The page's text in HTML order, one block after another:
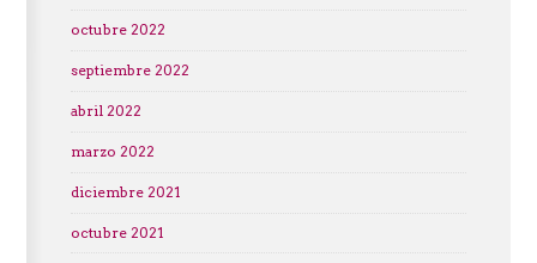
octubre 2022
septiembre 2022
abril 2022
marzo 2022
diciembre 2021
octubre 2021